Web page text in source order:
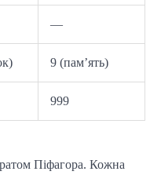
—
9 (пам’ять)
999
Піфагора. Кожна